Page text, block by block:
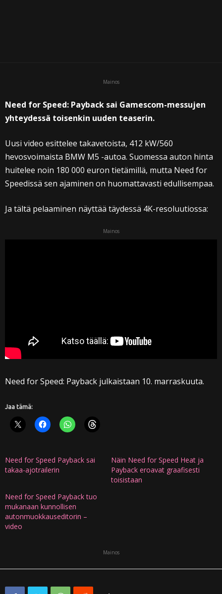
Mainos
Need for Speed: Payback sai Gamescom-messujen
yhteydessä toisenkin uuden teaserin.
Uusi video esittelee takavetoista, 412 kW/560
hevosvoimaista BMW M5 -autoa. Suomessa auton hinta
huitelee noin 180 000 euron tietämillä, mutta Need for
Speedissä sen ajaminen on huomattavasti edullisempaa.
Ja tältä pelaaminen näyttää täydessä 4K-resoluutiossa:
Mainos
Need for Speed: Payback julkaistaan 10. marraskuuta.
Jaa tämä:
Need for Speed Payback sai
takaa-ajotrailerin
Näin Need for Speed Heat ja
Payback eroavat graafisesti
toisistaan
Need for Speed Payback tuo
mukanaan kunnollisen
autonmuokkauseditorin –
video
Mainos